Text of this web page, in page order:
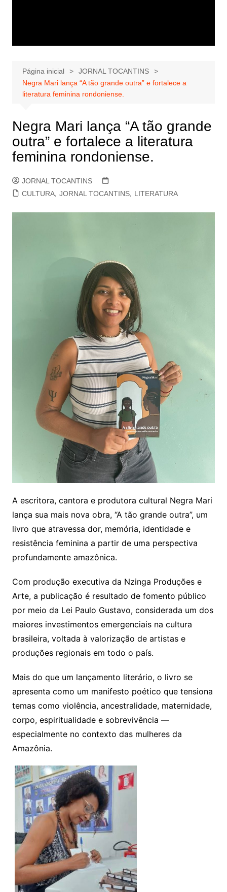
Página inicial
JORNAL TOCANTINS
Negra Mari lança “A tão grande outra” e fortalece a
literatura feminina rondoniense.
Negra Mari lança “A tão grande
outra” e fortalece a literatura
feminina rondoniense.
JORNAL TOCANTINS
CULTURA, JORNAL TOCANTINS, LITERATURA
A escritora, cantora e produtora cultural Negra Mari
lança sua mais nova obra, “A tão grande outra”, um
livro que atravessa dor, memória, identidade e
resistência feminina a partir de uma perspectiva
profundamente amazônica.
Com produção executiva da Nzinga Produções e
Arte, a publicação é resultado de fomento público
por meio da Lei Paulo Gustavo, considerada um dos
maiores investimentos emergenciais na cultura
brasileira, voltada à valorização de artistas e
produções regionais em todo o país.
Mais do que um lançamento literário, o livro se
apresenta como um manifesto poético que tensiona
temas como violência, ancestralidade, maternidade,
corpo, espiritualidade e sobrevivência —
especialmente no contexto das mulheres da
Amazônia.